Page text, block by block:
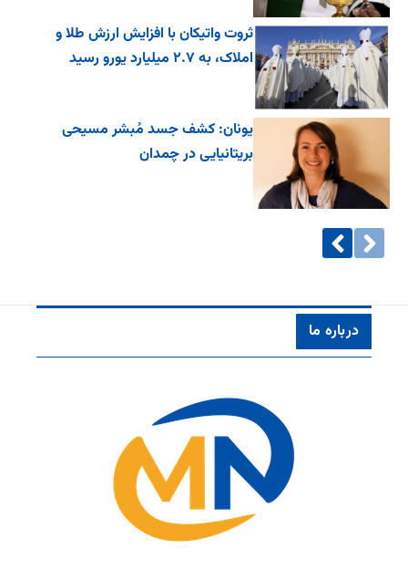
ثروت واتیکان با افزایش ارزش طلا و
املاک، به ۲.۷ میلیارد یورو رسید
یونان: کشف جسد مُبشر مسیحی
بریتانیایی در چمدان
درباره ما